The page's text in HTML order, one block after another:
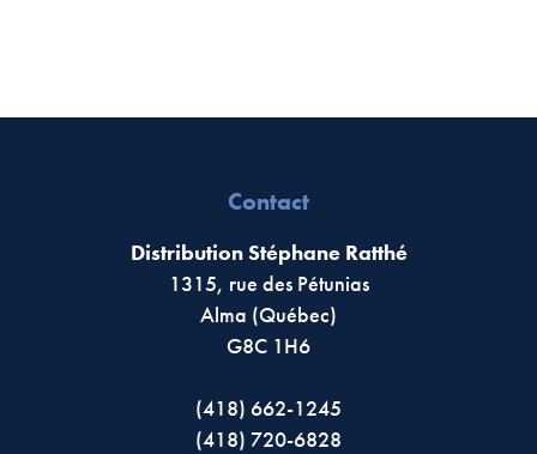
Contact
Distribution Stéphane Ratthé
1315, rue des Pétunias
Alma (Québec)
G8C 1H6
(418) 662-1245
(418) 720-6828